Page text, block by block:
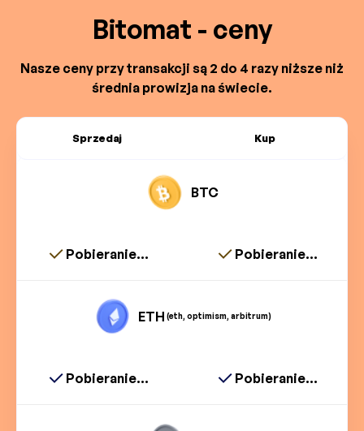
Bitomat - ceny
Nasze ceny przy transakcji są 2 do 4 razy niższe niż
średnia prowizja na świecie.
Sprzedaj Kup
BTC
Pobieranie... Pobieranie...
ETH (eth, optimism, arbitrum)
Pobieranie... Pobieranie...